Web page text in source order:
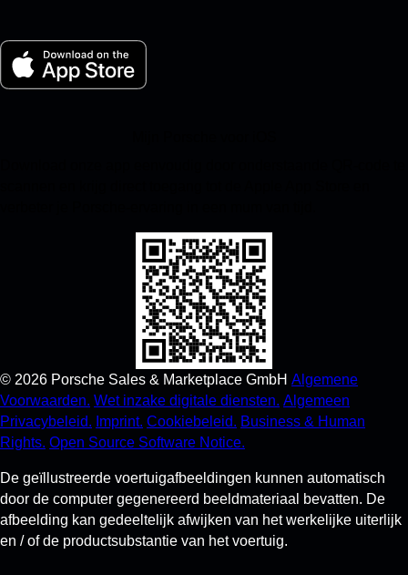
© 2026 Porsche Sales & Marketplace GmbH Algemene
Voorwaarden. Wet inzake digitale diensten. Algemeen
Privacybeleid. Imprint. Cookiebeleid. Business & Human
Rights. Open Source Software Notice.
De geïllustreerde voertuigafbeeldingen kunnen automatisch
door de computer gegenereerd beeldmateriaal bevatten. De
afbeelding kan gedeeltelijk afwijken van het werkelijke uiterlijk
en / of de productsubstantie van het voertuig.